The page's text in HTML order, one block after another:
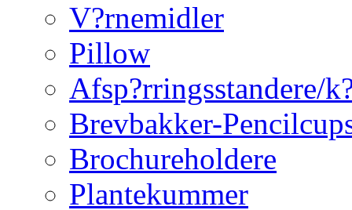
V?rnemidler
Pillow
Afsp?rringsstandere/
Brevbakker-
Brochureholdere
Plantekummer